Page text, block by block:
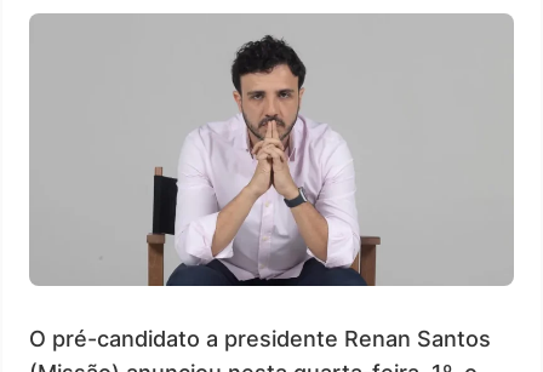
O pré-candidato a presidente Renan Santos